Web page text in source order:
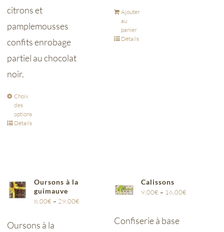
citrons et
pamplemousses
confits enrobage
partiel au chocolat
noir.
Choix
des
options
Détails
Ajouter
au
panier
Détails
Oursons à la
guimauve
8,00€ – 29,00€
Oursons à la
Calissons
9,00€ – 16,00€
Confiserie à base